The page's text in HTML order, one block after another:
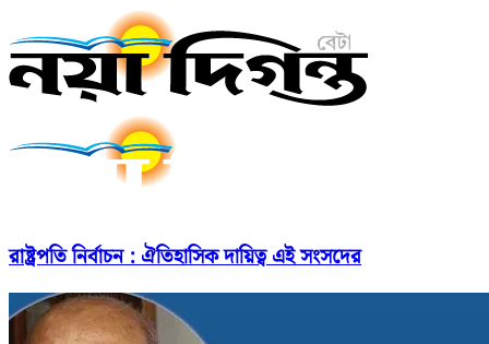
রাষ্ট্রপতি নির্বাচন : ঐতিহাসিক দায়িত্ব এই সংসদের